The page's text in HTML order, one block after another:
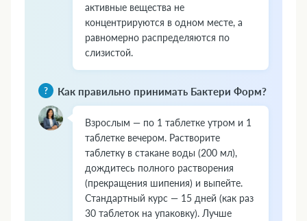
активные вещества не
концентрируются в одном месте, а
равномерно распределяются по
слизистой.
Как правильно принимать Бактери Форм?
Взрослым — по 1 таблетке утром и 1
таблетке вечером. Растворите
таблетку в стакане воды (200 мл),
дождитесь полного растворения
(прекращения шипения) и выпейте.
Стандартный курс — 15 дней (как раз
30 таблеток на упаковку). Лучше